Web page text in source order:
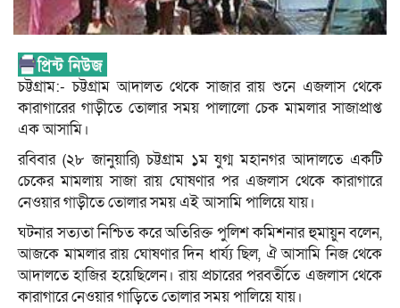
চট্টগ্রাম:- চট্টগ্রাম আদালত থেকে সাজার রায় শুনে এজলাস থেকে
কারাগারের গাড়ীতে তোলার সময় পালালো চেক মামলার সাজাপ্রাপ্ত
এক আসামি।
র‌বিবার (২৮ জানুয়ারি) চট্টগ্রাম ১ম যুগ্ম মহানগর আদালতে একটি
চেকের মামলায় সাজা রায় ঘোষণার পর এজলাস থেকে কারাগারে
নেওয়ার গাড়ীতে তোলার সময় এই আসামি পালিয়ে যায়।
ঘটনার সত্যতা নিশ্চিত করে অ‌তি‌রিক্ত পু‌লিশ ক‌মিশনার হুমায়ুন বলেন,
আজকে মামলার রায় ঘোষণার দিন ধার্য্য ছিল, ঐ আসামি নিজ থেকে
আদালতে হা‌জির হয়েছিলেন। রায় প্রচারের পরবর্তীতে এজলাস থেকে
কারাগারে নেওয়ার গা‌ড়িতে তোলার সময় পা‌লিয়ে যায়।